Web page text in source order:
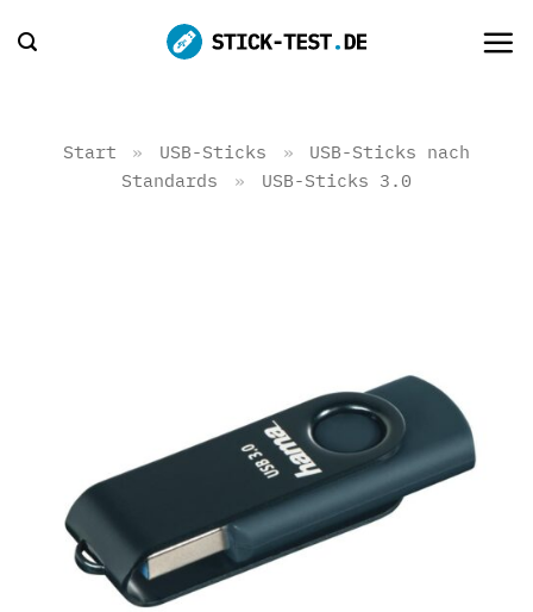
Inhalt
Start » USB-Sticks »
USB-Sticks nach
Standards
» USB-Sticks 3.0